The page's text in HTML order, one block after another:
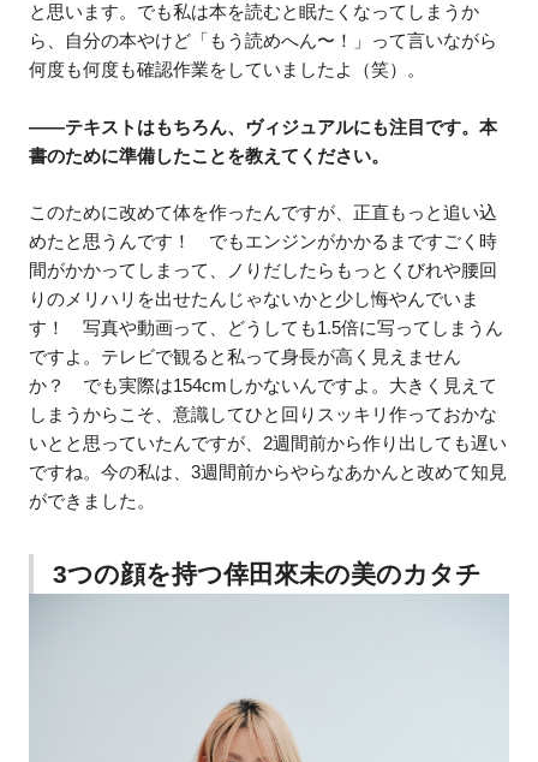
と思います。でも私は本を読むと眠たくなってしまうか
ら、自分の本やけど「もう読めへん〜！」って言いながら
何度も何度も確認作業をしていましたよ（笑）。
――テキストはもちろん、ヴィジュアルにも注目です。本
書のために準備したことを教えてください。
このために改めて体を作ったんですが、正直もっと追い込
めたと思うんです！ でもエンジンがかかるまですごく時
間がかかってしまって、ノりだしたらもっとくびれや腰回
りのメリハリを出せたんじゃないかと少し悔やんでいま
す！ 写真や動画って、どうしても1.5倍に写ってしまうん
ですよ。テレビで観ると私って身長が高く見えません
か？ でも実際は154cmしかないんですよ。大きく見えて
しまうからこそ、意識してひと回りスッキリ作っておかな
いとと思っていたんですが、2週間前から作り出しても遅い
ですね。今の私は、3週間前からやらなあかんと改めて知見
ができました。
3つの顔を持つ倖田來未の美のカタチ